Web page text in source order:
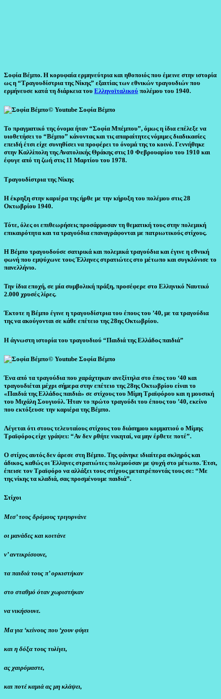
Σοφία Βέμπο. Η κορυφαία ερμηνεύτρια και ηθοποιός που έμεινε στην ιστορία
ως η “Τραγουδίστρια της Νίκης” εξαιτίας των εθνικών τραγουδιών που
ερμήνευσε κατά τη διάρκεια του Ελληνοϊταλικού πολέμου του 1940.
© Youtube Σοφία Βέμπο
Το πραγματικό της όνομα ήταν “Σοφία Μπέμπου”, όμως η ίδια επέλεξε να
υιοθετήσει το “Βέμπο” κάνοντας και τις απαραίτητες νόμιμες διαδικασίες
επειδή έτσι είχε συνηθίσει να προφέρει το όνομά της το κοινό. Γεννήθηκε
στην Καλλίπολη της Ανατολικής Θράκης στις 10 Φεβρουαρίου του 1910 και
έφυγε από τη ζωή στις 11 Μαρτίου του 1978.
Τραγουδίστρια της Νίκης
Η έκρηξη στην καριέρα της ήρθε με την κήρυξη του πολέμου στις 28
Οκτωβρίου 1940.
Τότε, όλες οι επιθεωρήσεις προσάρμοσαν τη θεματική τους στην πολεμική
επικαιρότητα και τα τραγούδια επαναγράφονται με πατριωτικούς στίχους.
Η Βέμπο τραγουδούσε σατιρικά και πολεμικά τραγούδια και έγινε η εθνική
φωνή που εμψύχωνε τους Έλληνες στρατιώτες στο μέτωπο και συγκλόνισε το
πανελλήνιο.
Την ίδια εποχή, σε μία συμβολική πράξη, προσέφερε στο Ελληνικό Ναυτικό
2.000 χρυσές λίρες.
Έκτοτε η Βέμπο έγινε η τραγουδίστρια του έπους του ’40, με τα τραγούδια
της να ακούγονται σε κάθε επέτειο της 28ης Οκτωβρίου.
Η άγνωστη ιστορία του τραγουδιού “Παιδιά της Ελλάδος παιδιά”
© Youtube Σοφία Βέμπο
Ένα από τα τραγούδια που χαράχτηκαν ανεξίτηλα στο έπος του ‘40 και
τραγουδιέται μέχρι σήμερα στην επέτειο της 28ης Οκτωβρίου είναι το
«Παιδιά της Ελλάδος παιδιά» σε στίχους του Μίμη Τραϊφόρου και η μουσική
του Μιχάλη Σουγιούλ. Ήταν το πρώτο τραγούδι του έπους του ’40, εκείνο
που εκτόξευσε την καριέρα της Βέμπο.
Λέγεται ότι στους τελευταίους στίχους του διάσημου κομματιού ο Μίμης
Τραϊφόρος είχε γράψει: “Αν δεν ρθήτε νικηταί, να μην έρθετε ποτέ”.
Ο στίχος αυτός δεν άρεσε στη Βέμπο. Της φάνηκε ιδιαίτερα σκληρός και
άδικος, καθώς οι Έλληνες στρατιώτες πολεμούσαν με ψυχή στο μέτωπο. Έτσι,
έπεισε τον Τραϊφόρο να αλλάξει τους στίχους μετατρέποντάς τους σε: “Με
της νίκης τα κλαδιά, σας προσμένουμε παιδιά”.
Στίχοι
Μεσ’ τους δρόμους τριγυρνάνε
οι μανάδες και κοιτάνε
ν’ αντικρίσουνε,
τα παιδιά τους π’ ορκιστήκαν
στο σταθμό όταν χωριστήκαν
να νικήσουνε.
Μα για ‘κείνους που ‘χουν φύγει
και η δόξα τους τυλίγει,
ας χαιρόμαστε,
και ποτέ καμιά ας μη κλάψει,